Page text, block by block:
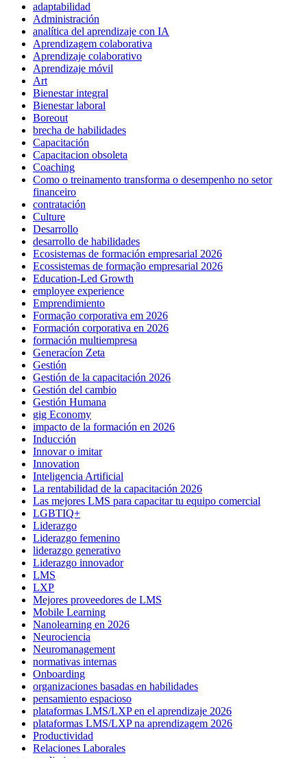
adaptabilidad
Administración
analítica del aprendizaje con IA
Aprendizagem colaborativa
Aprendizaje colaborativo
Aprendizaje móvil
Art
Bienestar integral
Bienestar laboral
Boreout
brecha de habilidades
Capacitación
Capacitacion obsoleta
Coaching
Como o treinamento transforma o desempenho no setor
financeiro
contratación
Culture
Desarrollo
desarrollo de habilidades
Ecosistemas de formación empresarial 2026
Ecossistemas de formação empresarial 2026
Education-Led Growth
employee experience
Emprendimiento
Formação corporativa em 2026
Formación corporativa en 2026
formación multiempresa
Generacíon Zeta
Gestión
Gestión de la capacitación 2026
Gestión del cambio
Gestión Humana
gig Economy
impacto de la formación en 2026
Inducción
Innovar o imitar
Innovation
Inteligencia Artificial
La rentabilidad de la capacitación 2026
Las mejores LMS para capacitar tu equipo comercial
LGBTIQ+
Liderazgo
Liderazgo femenino
liderazgo generativo
Liderazgo innovador
LMS
LXP
Mejores proveedores de LMS
Mobile Learning
Nanolearning en 2026
Neurociencia
Neuromanagement
normativas internas
Onboarding
organizaciones basadas en habilidades
pensamiento espacioso
plataformas LMS/LXP en el aprendizaje 2026
plataformas LMS/LXP na aprendizagem 2026
Productividad
Relaciones Laborales